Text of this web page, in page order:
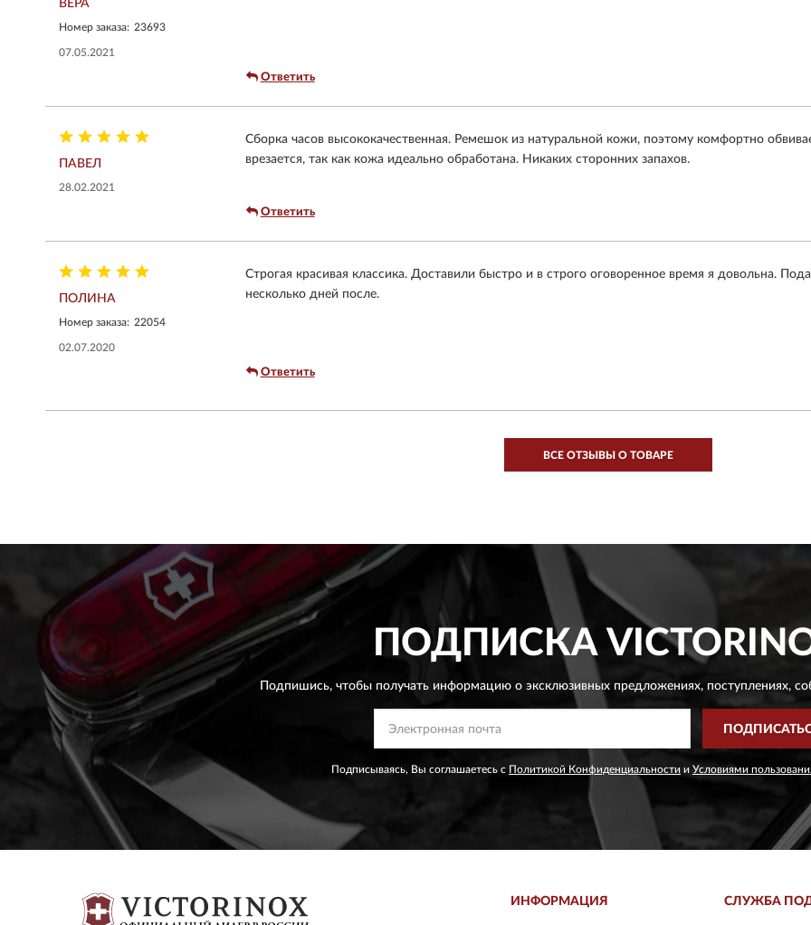
ВЕРА
Номер заказа: 23693
07.05.2021
Ответить
ПАВЕЛ
28.02.2021
Сборка часов высококачественная. Ремешок из натуральной кожи, поэтому комфортно
врезается, так как кожа идеально обработана. Никаких сторонних запахов.
Ответить
ПОЛИНА
Номер заказа: 22054
02.07.2020
Строгая красивая классика. Доставили быстро и в строго оговоренное время я довольна.
несколько дней после.
Ответить
ВСЕ ОТЗЫВЫ О ТОВАРЕ
ПОДПИСКА
Подпишись, чтобы получать информацию о эксклюзивных предложениях,поступлениях,
Подписываясь, Вы соглашаетесь с Политикой Конфиденциальности и Условиями
ИНФОРМАЦИЯ СЛУЖБА